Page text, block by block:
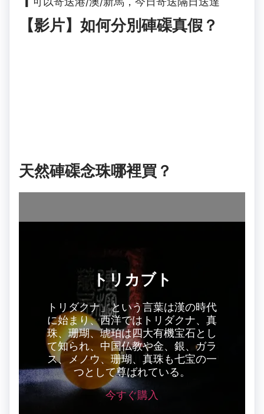
【影片】如何分別硨磲真假？
天然硨磲念珠哪裡買？
トリカブト
トリダクナ」という言葉は漢の時代
に始まり、西洋ではトリダクナ、真
珠、珊瑚、琥珀は四大有機宝石とし
て知られ、中国仏教や金、銀、ガラ
ス、メノウ、珊瑚、真珠も七宝の一
つとして尊ばれている。
今すぐ購入